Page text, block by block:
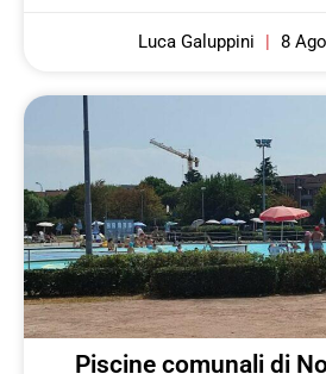
Luca Galuppini 8
Piscine comunali di